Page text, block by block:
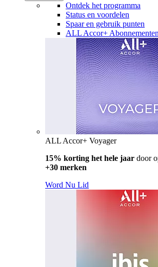
Ontdek het programma
Status en voordelen
Spaar en gebruik punten
ALL Accor+ Abonnementen
ALL Accor+ Voyager
15% korting het hele jaar door
+30 merken
Word Nu Lid